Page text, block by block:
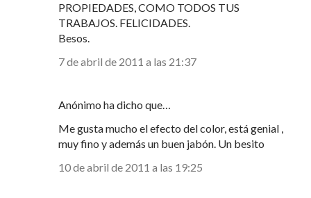
PROPIEDADES, COMO TODOS TUS
TRABAJOS. FELICIDADES.
Besos.
7 de abril de 2011 a las 21:37
Anónimo ha dicho que…
Me gusta mucho el efecto del color, está genial ,
muy fino y además un buen jabón. Un besito
10 de abril de 2011 a las 19:25